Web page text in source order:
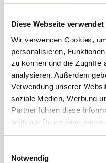
Diese Webseite verwendet
Wir verwenden Cookies,
personalisieren,
zu können und die Zugriffe
analysieren. Außerdem
Verwendung unserer
soziale Medien, Werbung
Partner führen diese
weiteren Daten
haben oder die sie im
Notwendig
24 Std. 7T